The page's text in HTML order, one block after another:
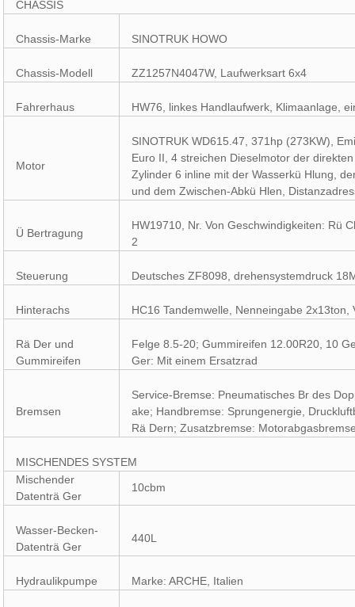
CHASSIS
Chassis-Marke SINOTRUK HOWO
Chassis-Modell ZZ1257N4047W, Laufwerksart 6x4
Fahrerhaus HW76, linkes Handlaufwerk, Klimaanlage,
Motor
SINOTRUK WD615.47, 371hp (273KW),
Euro II, 4 streichen Dieselmotor der
Zylinder 6 inline mit der Wasserkü Hlung,
und dem Zwischen-Abkü Hlen,
Ü Bertragung
HW19710, Nr. Von Geschwindigkeiten: Rü
2
Steuerung Deutsches ZF8098, drehensystemdruck
Hinterachs HC16 Tandemwelle, Nenneingabe 2x13ton,
Rä Der und
Gummireifen
Felge 8.5-20; Gummireifen 12.00R20, 10
Ger: Mit einem Ersatzrad
Bremsen
Service-Bremse: Pneumatisches Br des
ake; Handbremse: Sprungenergie,
Rä Dern; Zusatzbremse:
MISCHENDES SYSTEM
Mischender
Datenträ Ger
10cbm
Wasser-Becken-
Datenträ Ger
440L
Hydraulikpumpe Marke: ARCHE, Italien